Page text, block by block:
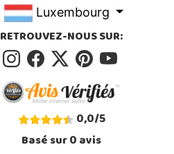
Luxembourg
RETROUVEZ-NOUS SUR:
0,0/5
Basé sur0avis